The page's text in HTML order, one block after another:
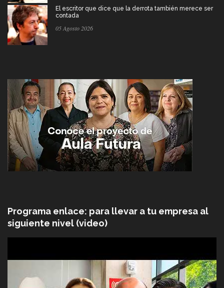
El escritor que dice que la derrota también merece ser
contada
05 Agosto 2026
Programa enlace: para llevar a tu empresa al
siguiente nivel (video)